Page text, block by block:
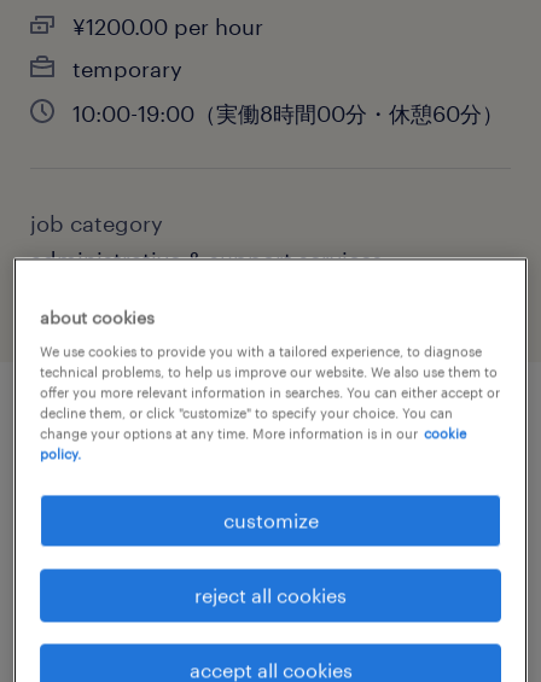
¥1200.00 per hour
temporary
10:00-19:00（実働8時間00分・休憩60分）
job category
administrative & support services
job details
一般事務・OA事務
勤務期間
about cookies
We use cookies to provide you with a tailored experience, to diagnose
technical problems, to help us improve our website. We also use them to
offer you more relevant information in searches. You can either accept or
decline them, or click "customize" to specify your choice. You can
change your options at any time. More information is in our cookie
policy.
customize
reject all cookies
accept all cookies